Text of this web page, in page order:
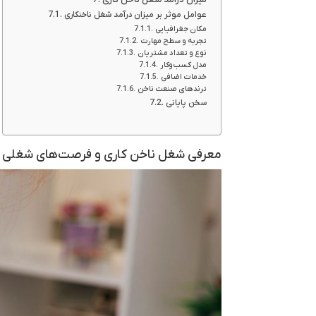
عوامل موثر بر میزان درآمد شغل ناخنکاری
مکان جغرافیایی
تجربه و سطح مهارت
نوع و تعداد مشتریان
مدل کسب‌وکار
خدمات اضافی
ترندهای صنعت ناخن
سخن پایانی
معرفی شغل ناخن کاری و فرصت‌های شغلی